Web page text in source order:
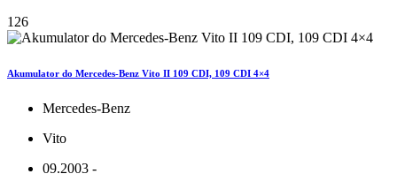
126
Akumulator do Mercedes-Benz Vito II 109 CDI, 109 CDI 4×4
Mercedes-Benz
Vito
09.2003 -